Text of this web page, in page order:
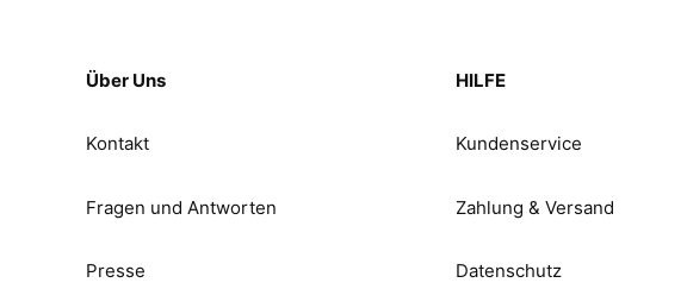
Über Uns
Kontakt
Fragen und Antworten
Presse
HILFE
Kundenservice
Zahlung & Versand
Datenschutz